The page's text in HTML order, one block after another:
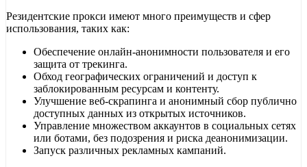
Резидентские прокси имеют много преимуществ и сфер
использования, таких как:
Обеспечение онлайн-анонимности пользователя и его
защита от трекинга.
Обход географических ограничений и доступ к
заблокированным ресурсам и контенту.
Улучшение веб-скрапинга и анонимный сбор публично
доступных данных из открытых источников.
Управление множеством аккаунтов в социальных сетях
или ботами, без подозрения и риска деанонимизации.
Запуск различных рекламных кампаний.